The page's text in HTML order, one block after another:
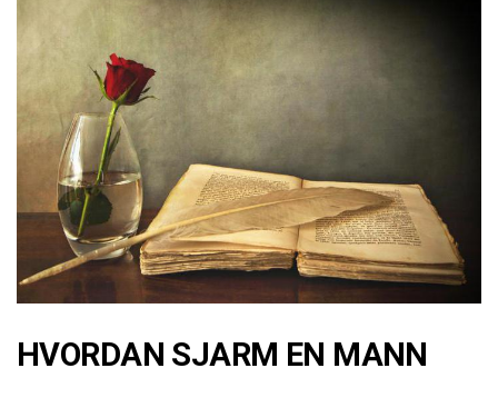
HVORDAN SJARM EN MANN